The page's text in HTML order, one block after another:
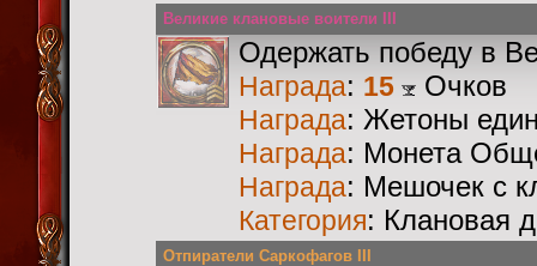
Великие клановые воители III
Одержать победу в
Награда: 15 Очков
Награда: Жетоны
Награда: Монета
Награда: Мешочек с
Категория: Клановая
Отпиратели Саркофагов III